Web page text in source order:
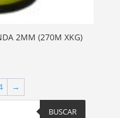
2MM (270M XKG)
→
BUSCAR